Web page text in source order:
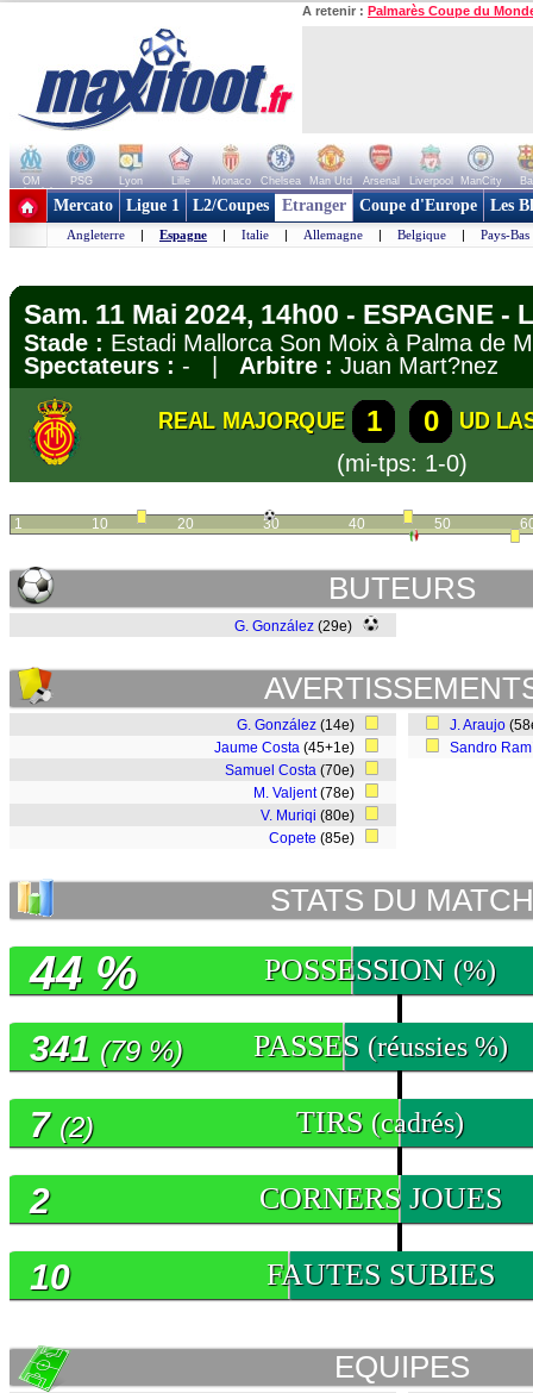
A retenir : Palmarès Coupe du
OM PSG Lyon Lille Monaco Chelsea Man Utd Arsenal Liverpool ManCity
+ de clubs
Mercato Ligue 1 L2/Coupes Etranger Coupe d'Europe Les
Angleterre | Espagne | Italie | Allemagne | Belgique | Pays-Bas
Sam. 11 Mai 2024, 14h00 - ESPAGNE -
Stade : Estadi Mallorca Son Moix à Palma
Spectateurs : - | Arbitre : Juan Mart?nez
REAL MAJORQUE 1 0
UD
(mi-tps: 1-0)
1 10 20 30 40 50
BUTEURS
G. González (29e)
G. González (14e)
Jaume Costa (45+1e)
Samuel Costa (70e)
M. Valjent(78e)
V. Muriqi (80e)
Copete (85e)
J. Araujo
Sandro
STATS DU MATCH
POSSESSION (%)
44 %
PASSES (réussies %)
341 (79 %)
TIRS (cadrés)
7 (2)
CORNERS JOUES
2
FAUTES SUBIES
10
EQUIPES